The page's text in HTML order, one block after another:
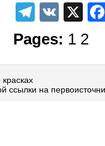
VK X
Pages: 1 2
ссылки на